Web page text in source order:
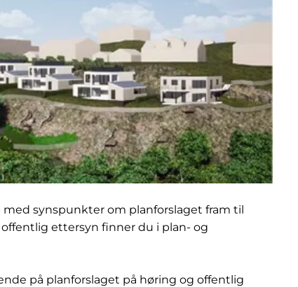
synspunkter om planforslaget fram til
ettersyn finner du i plan- og
på planforslaget på høring og offentlig